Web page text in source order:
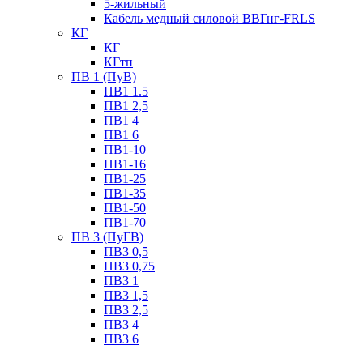
5-жильный
Кабель медный силовой ВВГнг-FRLS
КГ
КГ
КГтп
ПВ 1 (ПуВ)
ПВ1 1.5
ПВ1 2,5
ПВ1 4
ПВ1 6
ПВ1-10
ПВ1-16
ПВ1-25
ПВ1-35
ПВ1-50
ПВ1-70
ПВ 3 (ПуГВ)
ПВ3 0,5
ПВ3 0,75
ПВ3 1
ПВ3 1,5
ПВ3 2,5
ПВ3 4
ПВ3 6